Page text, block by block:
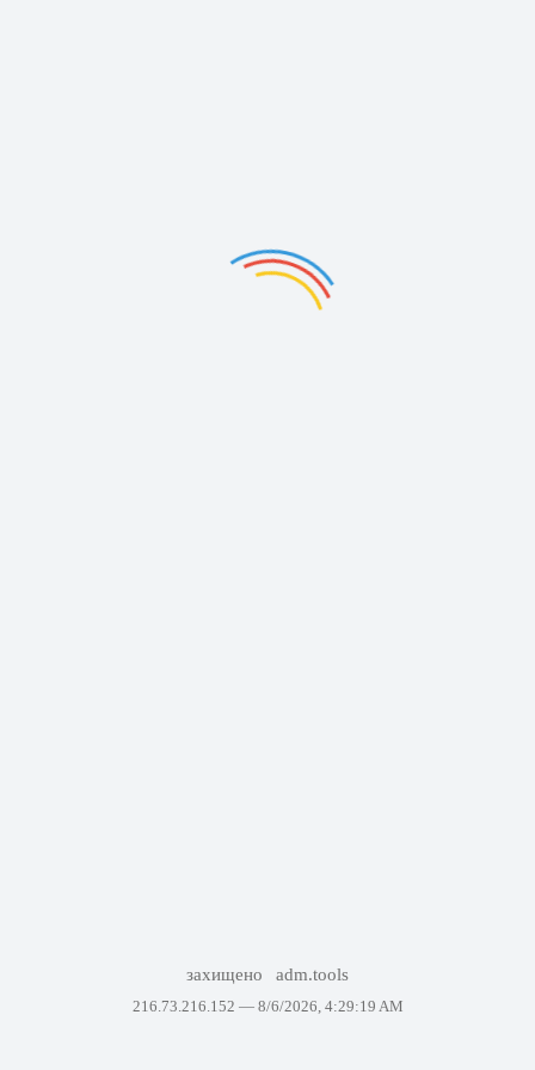
захищено adm.tools
216.73.216.152 — 8/6/2026, 4:29:19 AM